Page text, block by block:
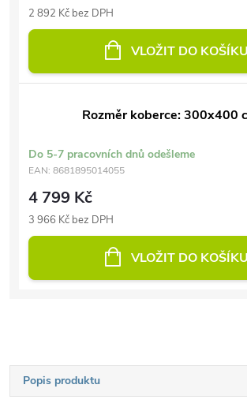
2 892 Kč bez DPH
VLOŽIT DO KOŠÍKU
Rozměr koberce: 300x400
Do 5-7 pracovních dnů odešleme
EAN: 8681895014055
4 799 Kč
3 966 Kč bez DPH
VLOŽIT DO KOŠÍKU
Popis produktu